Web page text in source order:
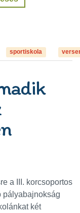
sportiskola
a III. korcsoportos
pályabajnokság
két